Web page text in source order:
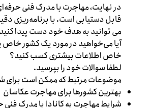
در نهایت، مهاجرت با مدرک فنی
قابل دستیابی است. با برنامه‌ریزی
می توانید به هدف خود دست پیدا
آیا می‌خواهید در مورد یک کشور
خاص اطلاعات بیشتری کسب کنید؟
لطفا سوالات خود را بپرسید.
موضوعات مرتبط که ممکن است برای
بهترین کشورها برای مهاجرت عکاسان
شرایط مهاجرت به کانادا با مدرک